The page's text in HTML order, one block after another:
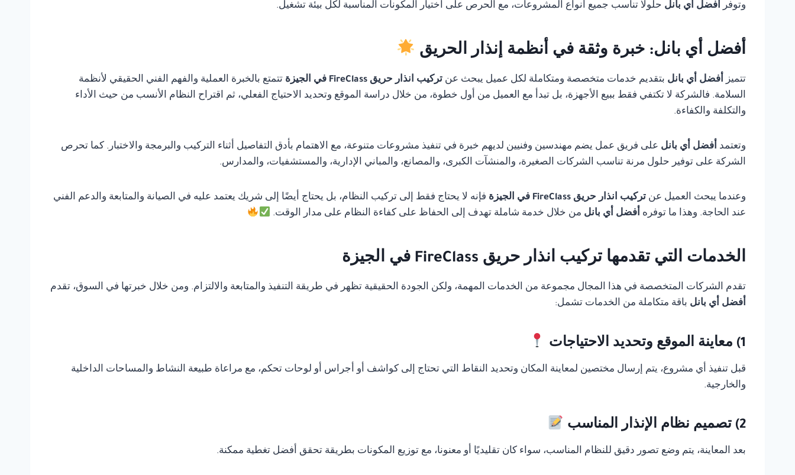
وتوفر أفضل أي بانل حلولًا تناسب جميع أنواع المشروعات، مع الحرص على اختيار المكونات المناسبة لكل بيئة تشغيل.
أفضل أي بانل: خبرة وثقة في أنظمة إنذار الحريق
تتميز أفضل أي بانل بتقديم خدمات متخصصة ومتكاملة لكل عميل يبحث عن تركيب انذار حريق FireClass في الجيزة
تتمتع بالخبرة العملية والفهم الفني الحقيقي لأنظمة
السلامة. فالشركة لا تكتفي فقط ببيع الأجهزة، بل تبدأ مع العميل من أول خطوة، من خلال دراسة الموقع وتحديد الاحتياج الفعلي، ثم اقتراح النظام الأنسب من حيث الأداء
والتكلفة والكفاءة.
وتعتمد أفضل أي بانل على فريق عمل يضم مهندسين وفنيين لديهم خبرة في تنفيذ مشروعات متنوعة، مع الاهتمام بأدق التفاصيل أثناء التركيب والبرمجة والاختبار. كما تحرص
الشركة على توفير حلول مرنة تناسب الشركات الصغيرة، والمنشآت الكبرى، والمصانع، والمباني الإدارية، والمستشفيات، والمدارس.
وعندما يبحث العميل عن تركيب انذار حريق FireClass في الجيزة
فإنه لا يحتاج فقط إلى تركيب النظام، بل يحتاج أيضًا إلى شريك يعتمد عليه في الصيانة والمتابعة والدعم الفني
عند الحاجة. وهذا ما توفره أفضل أي بانل من خلال خدمة شاملة تهدف إلى الحفاظ على كفاءة النظام على مدار الوقت.
الخدمات التي تقدمها تركيب انذار حريق FireClass في الجيزة
تقدم الشركات المتخصصة في هذا المجال مجموعة من الخدمات المهمة، ولكن الجودة الحقيقية تظهر في طريقة التنفيذ والمتابعة والالتزام. ومن خلال خبرتها في السوق، تقدم
أفضل أي بانل باقة متكاملة من الخدمات تشمل:
1) معاينة الموقع وتحديد الاحتياجات
قبل تنفيذ أي مشروع، يتم إرسال مختصين لمعاينة المكان وتحديد النقاط التي تحتاج إلى كواشف أو أجراس أو لوحات تحكم، مع مراعاة طبيعة النشاط والمساحات الداخلية
والخارجية.
2) تصميم نظام الإنذار المناسب
بعد المعاينة، يتم وضع تصور دقيق للنظام المناسب، سواء كان تقليديًا أو معنونا، مع توزيع المكونات بطريقة تحقق أفضل تغطية ممكنة.